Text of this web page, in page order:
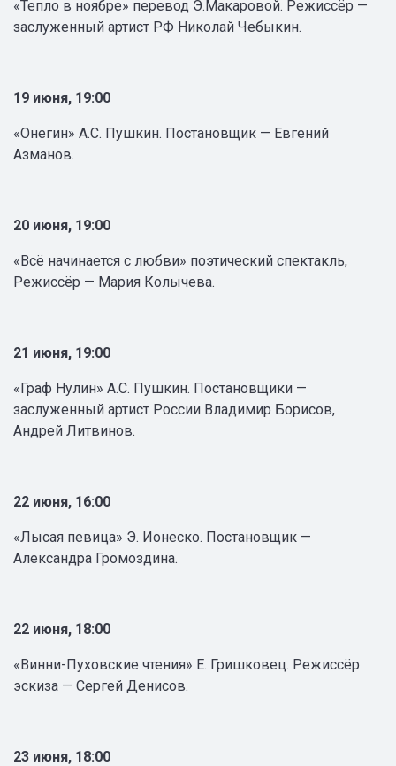
«Тепло в ноябре» перевод Э.Макаровой. Режиссёр —
заслуженный артист РФ Николай Чебыкин.
19 июня, 19:00
«Онегин» А.С. Пушкин. Постановщик — Евгений
Азманов.
20 июня, 19:00
«Всё начинается с любви» поэтический спектакль,
Режиссёр — Мария Колычева.
21 июня, 19:00
«Граф Нулин» А.С. Пушкин. Постановщики —
заслуженный артист России Владимир Борисов,
Андрей Литвинов.
22 июня, 16:00
«Лысая певица» Э. Ионеско. Постановщик —
Александра Громоздина.
22 июня, 18:00
«Винни-Пуховские чтения» Е. Гришковец. Режиссёр
эскиза — Сергей Денисов.
23 июня, 18:00